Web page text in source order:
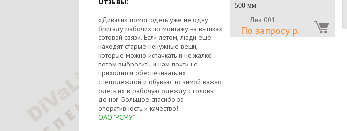
«Дивали» помог одеть уже не одну
бригаду рабочих по монтажу на вышках
сотовой связи. Если летом, люди еще
находят старые ненужные вещи,
которые можно испачкать и не жалко
потом выбросить, и нам почти не
приходится обеспечивать их
спецодеждой и обувью, то зимой важно
одеть их в рабочую одежду с головы
до ног. Большое спасибо за
оперативность и качество!
ОАО "РСМУ"
500 мм
Диэ 001
По запросу р.